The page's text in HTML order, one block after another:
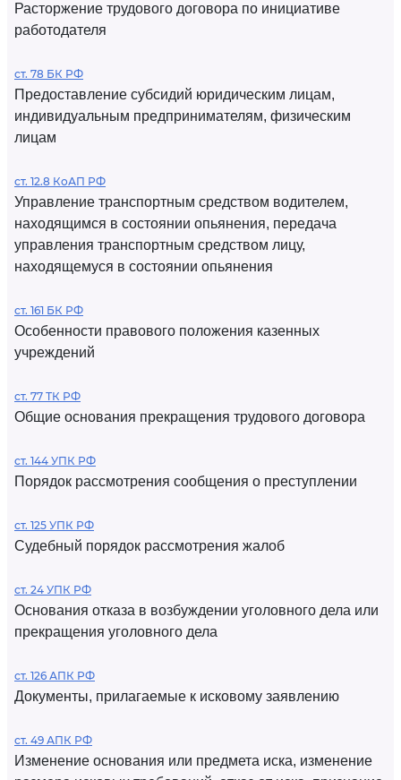
Расторжение трудового договора по инициативе
работодателя
ст. 78 БК РФ
Предоставление субсидий юридическим лицам,
индивидуальным предпринимателям, физическим
лицам
ст. 12.8 КоАП РФ
Управление транспортным средством водителем,
находящимся в состоянии опьянения, передача
управления транспортным средством лицу,
находящемуся в состоянии опьянения
ст. 161 БК РФ
Особенности правового положения казенных
учреждений
ст. 77 ТК РФ
Общие основания прекращения трудового договора
ст. 144 УПК РФ
Порядок рассмотрения сообщения о преступлении
ст. 125 УПК РФ
Судебный порядок рассмотрения жалоб
ст. 24 УПК РФ
Основания отказа в возбуждении уголовного дела или
прекращения уголовного дела
ст. 126 АПК РФ
Документы, прилагаемые к исковому заявлению
ст. 49 АПК РФ
Изменение основания или предмета иска, изменение